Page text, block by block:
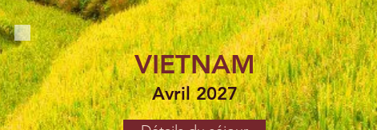
VIETNAM
Avril 2027